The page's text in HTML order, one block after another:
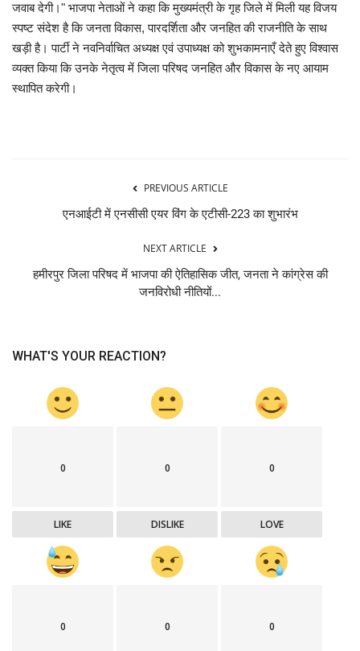
जवाब देगी।" भाजपा नेताओं ने कहा कि मुख्यमंत्री के गृह जिले में मिली यह विजय
स्पष्ट संदेश है कि जनता विकास, पारदर्शिता और जनहित की राजनीति के साथ
खड़ी है। पार्टी ने नवनिर्वाचित अध्यक्ष एवं उपाध्यक्ष को शुभकामनाएँ देते हुए विश्वास
व्यक्त किया कि उनके नेतृत्व में जिला परिषद जनहित और विकास के नए आयाम
स्थापित करेगी।
PREVIOUS ARTICLE
एनआईटी में एनसीसी एयर विंग के एटीसी-223 का शुभारंभ
NEXT ARTICLE
हमीरपुर जिला परिषद में भाजपा की ऐतिहासिक जीत, जनता ने कांग्रेस की
जनविरोधी नीतियों...
WHAT'S YOUR REACTION?
0
LIKE
0
DISLIKE
0
LOVE
0 0 0